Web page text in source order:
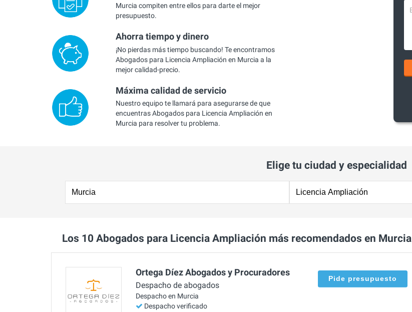
Murcia compiten entre ellos para darte el mejor
presupuesto.
Ahorra tiempo y dinero
¡No pierdas más tiempo buscando! Te encontramos
Abogados para Licencia Ampliación en Murcia a la
mejor calidad-precio.
Máxima calidad de servicio
Nuestro equipo te llamará para asegurarse de que
encuentras Abogados para Licencia Ampliación en
Murcia para resolver tu problema.
Elige tu ciudad y especialidad
Los 10 Abogados para Licencia Ampliación más recomendados en Murcia
Ortega Díez Abogados y Procuradores
Despacho de abogados
Despacho en Murcia
Despacho verificado
Pide presupuesto